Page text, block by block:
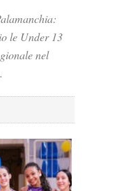
le Under 13
nel